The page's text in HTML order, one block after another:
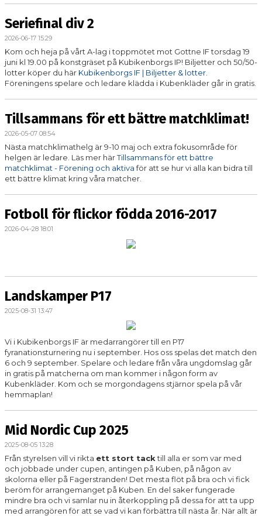
Seriefinal div 2
2026-06-17 15:29
Kom och heja på vårt A-lag i toppmötet mot Gottne IF torsdag 19
juni kl 19.00 på konstgräset på Kubikenborgs IP! Biljetter och 50/50-
lotter köper du här Kubikenborgs IF | Biljetter & lotter
Föreningens spelare och ledare klädda i Kubenkläder går in gratis.
Tillsammans för ett bättre matchklimat!
2026-05-07 08:54
Nästa matchklimathelg är 9-10 maj och extra fokusområde för
helgen är ledare. Läs mer härTillsammans för ett bättre
matchklimat - Förening och aktivaför att se hur vi alla kan bidra till
ett bättre klimat kring våra matcher.
Fotboll för flickor födda 2016-2017
2026-04-28 18:01
Landskamper P17
2025-08-31 13:47
Vi i Kubikenborgs IF är medarrangörer till en P17
fyranationsturnering nu i september. Hos oss spelas det match den
6 och 9 september. Spelare och ledare från våra ungdomslag går
in gratis på matcherna om man kommer i någon form av
Kubenkläder. Kom och se morgondagens stjärnor spela på vår
hemmaplan!
Mid Nordic Cup 2025
2025-08-05 13:28
Från styrelsen vill vi rikta ett stort tacktill alla er som var med
och jobbade under cupen, antingen på Kuben, på någon av
skolorna eller på Fagerstranden! Det mesta flöt på bra och vi fick
beröm för arrangemanget på Kuben. En del saker fungerade
mindre bra och vi samlar nu in återkoppling på dessa för att ta upp
med arrangören för att se vad vi kan förbättra till nästa år. När allt är